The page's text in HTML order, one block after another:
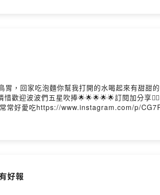
，回家吃泡麵你幫我打開的水喝起來有甜甜
歡迎波波們五星吹捧🌟🌟🌟🌟🌟訂閱加分享
好愛吃https://www.instagram.com/p/
好報